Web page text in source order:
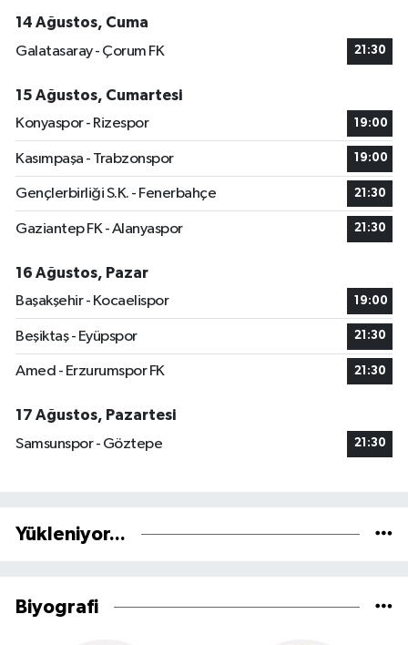
14 Ağustos, Cuma
Galatasaray - Çorum FK
21:30
15 Ağustos, Cumartesi
Konyaspor - Rizespor
19:00
Kasımpaşa - Trabzonspor 19:00
Gençlerbirliği S.K. - Fenerbahçe 21:30
Gaziantep FK - Alanyaspor 21:30
16 Ağustos, Pazar
Başakşehir - Kocaelispor
19:00
Beşiktaş - Eyüpspor 21:30
Amed - Erzurumspor FK 21:30
17 Ağustos, Pazartesi
Samsunspor - Göztepe
21:30
Yükleniyor...
Biyografi